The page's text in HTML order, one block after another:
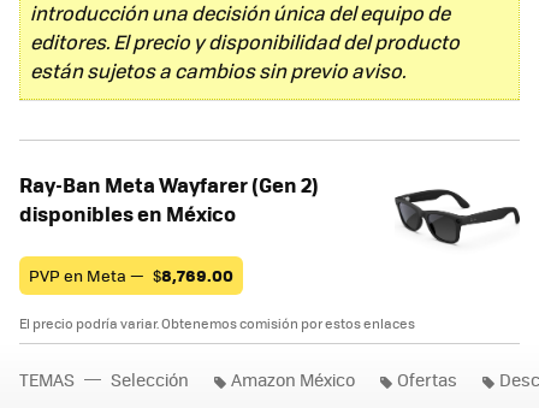
introducción una decisión única del equipo de
editores. El precio y disponibilidad del producto
están sujetos a cambios sin previo aviso.
Ray-Ban Meta Wayfarer (Gen 2)
disponibles en México
PVP en Meta — $8,769.00
El precio podría variar. Obtenemos comisión por estos enlaces
TEMAS Selección Amazon México Ofertas